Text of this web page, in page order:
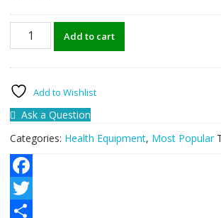
Massager
(Rechargeable)
quantity
Add to cart
Add to Wishlist
Ask a Question
Categories: Health Equipment, Most Popular
F
aT